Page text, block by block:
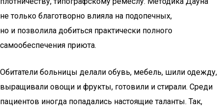
не только благотворно влияла на подопечных,
но и позволила добиться практически полного
самообеспечения приюта.
Обитатели больницы делали обувь, мебель, шили одежду,
выращивали овощи и фрукты, готовили и стирали. Среди
пациентов иногда попадались настоящие таланты. Так,